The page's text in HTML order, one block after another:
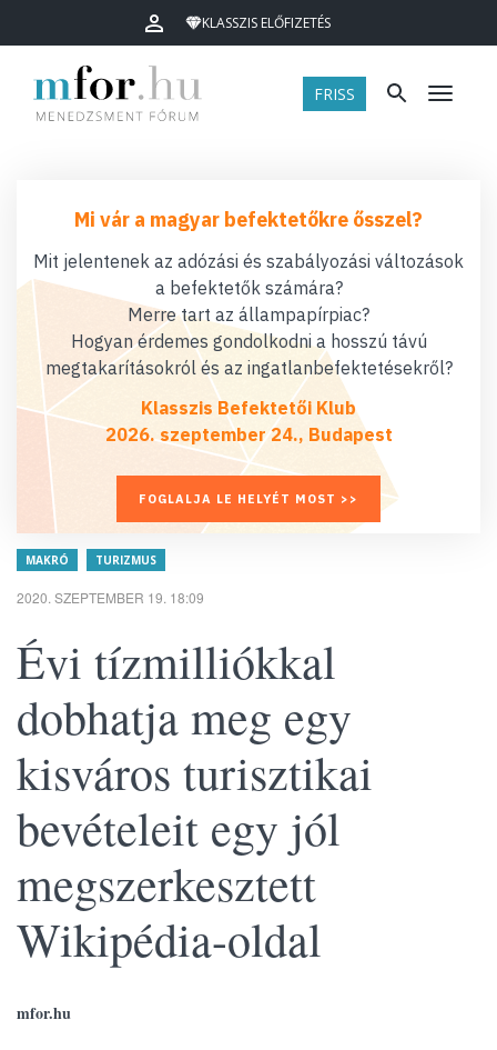
KLASSZIS ELŐFIZETÉS
FRISS Menü
Mi vár a magyar befektetőkre ősszel?
Mit jelentenek az adózási és szabályozási változások
a befektetők számára?
Merre tart az állampapírpiac?
Hogyan érdemes gondolkodni a hosszú távú
megtakarításokról és az ingatlanbefektetésekről?
Klasszis Befektetői Klub
2026. szeptember 24., Budapest
FOGLALJA LE HELYÉT MOST >>
MAKRÓ TURIZMUS
2020. SZEPTEMBER 19. 18:09
Évi tízmilliókkal
dobhatja meg egy
kisváros turisztikai
bevételeit egy jól
megszerkesztett
Wikipédia-oldal
mfor.hu